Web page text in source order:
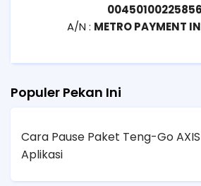
A/N : METRO PAYMENT
Populer Pekan Ini
Cara Pause Paket Teng-Go
Aplikasi